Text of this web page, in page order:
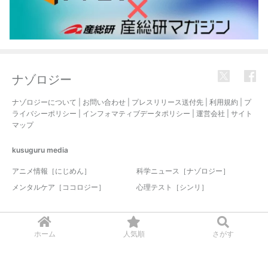
ホーム 人気順 さがす
ナゾロジー
ナゾロジーについて お問い合わせ プレスリリース送付先 利用規約
プ
ライバシーポリシー
インフォマティブデータポリシー 運営会社
サイト
マップ
kusuguru media
アニメ情報［にじめん］
科学ニュース［ナゾロジー］
メンタルケア［ココロジー］
心理テスト［シンリ］
© 2017-2026 nazology. all rights reserved.